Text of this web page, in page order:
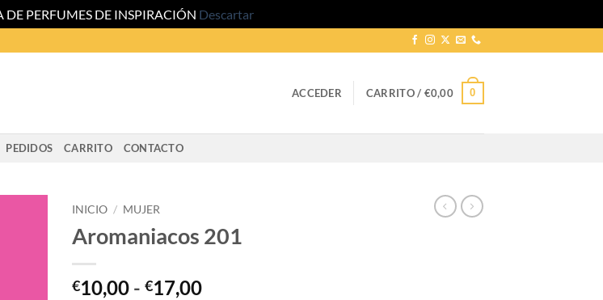
DE PERFUMES DE INSPIRACIÓN Descartar
ACCEDER CARRITO / €0,00 0
PEDIDOS CARRITO CONTACTO
INICIO / MUJER
Aromaniacos 201
€10,00 - €17,00Rango